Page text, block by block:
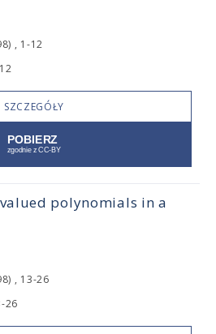
, 1-12
SZCZEGÓŁY
polynomials in a
, 13-26
26